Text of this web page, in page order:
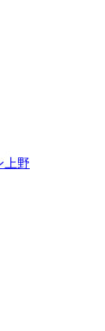
上野